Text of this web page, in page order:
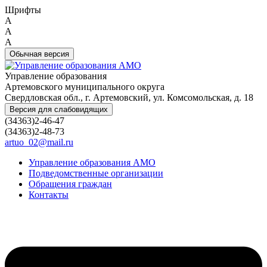
Шрифты
A
A
A
Обычная версия
Управление образования
Артемовского муниципального округа
Свердловская обл., г. Артемовский, ул. Комсомольская, д. 18
Версия для слабовидящих
(34363)2-46-47
(34363)2-48-73
artuo_02@mail.ru
Управление образования АМО
Подведомственные организации
Обращения граждан
Контакты